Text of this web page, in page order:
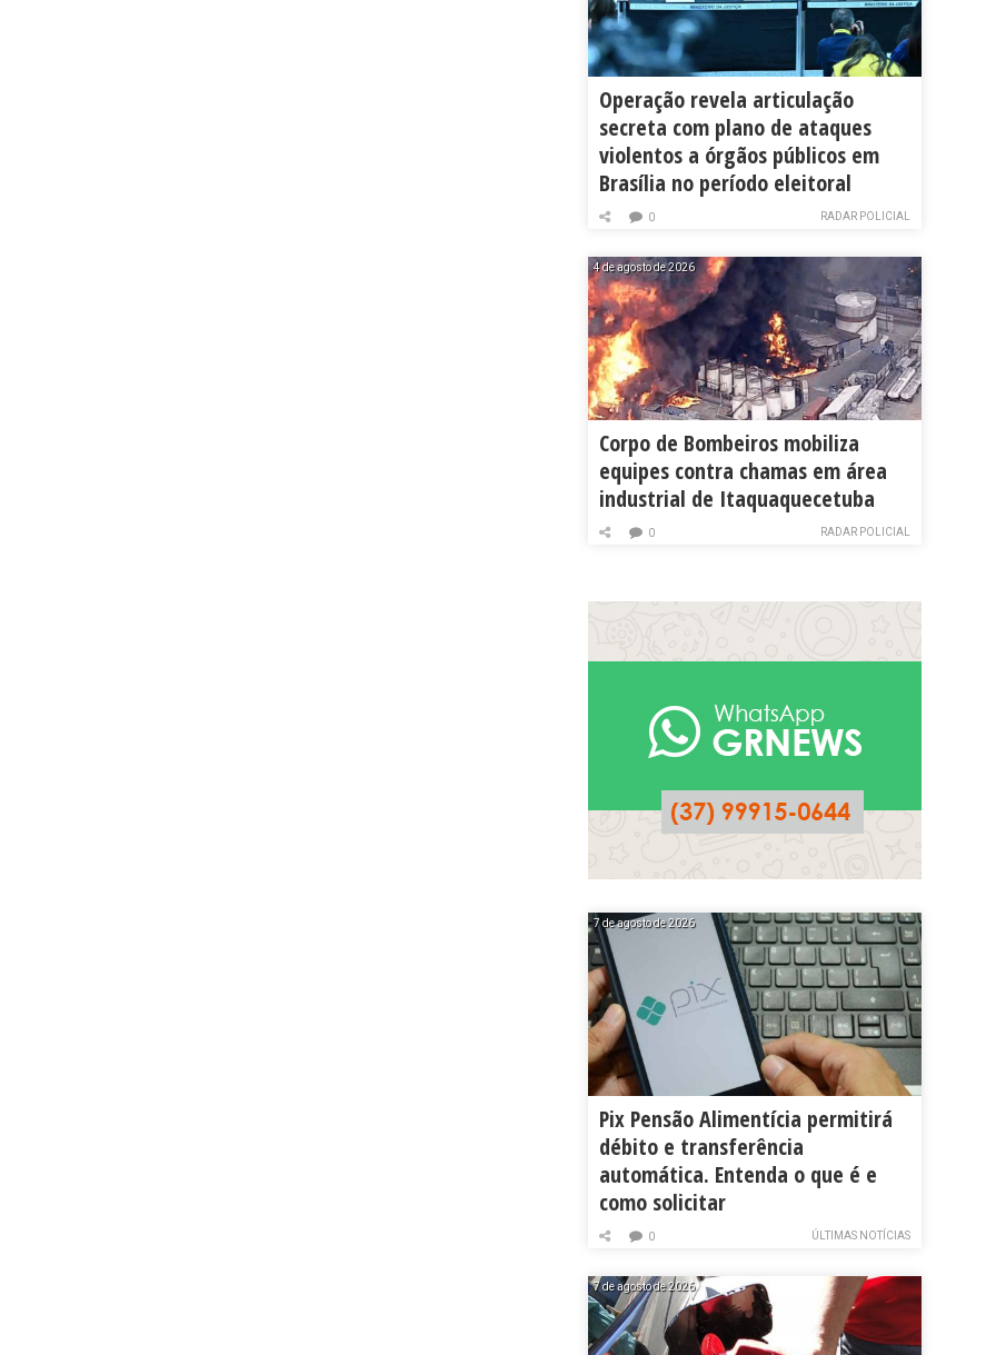
Operação revela articulação
secreta com plano de ataques
violentos a órgãos públicos em
Brasília no período eleitoral
RADAR POLICIAL
0
4 de agosto de 2026
Corpo de Bombeiros mobiliza
equipes contra chamas em área
industrial de Itaquaquecetuba
RADAR POLICIAL
0
7 de agosto de 2026
Pix Pensão Alimentícia permitirá
débito e transferência
automática. Entenda o que é e
como solicitar
ÚLTIMAS NOTÍCIAS
0
7 de agosto de 2026